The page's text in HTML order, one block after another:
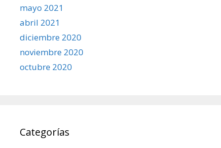
mayo 2021
abril 2021
diciembre 2020
noviembre 2020
octubre 2020
Categorías